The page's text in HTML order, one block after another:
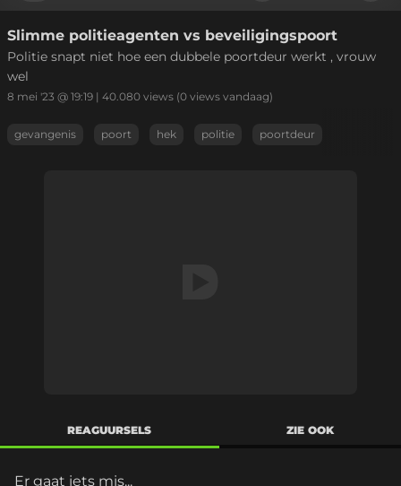
Link kopiëren
Slimme politieagenten vs beveiligingspoort
Politie snapt niet hoe een dubbele poortdeur werkt , vrouw
wel
8 mei '23 @ 19:19 | 40.080 views (0 views vandaag)
gevangenis poort hek politie poortdeur
REAGUURSELS ZIE OOK
Er gaat iets mis...